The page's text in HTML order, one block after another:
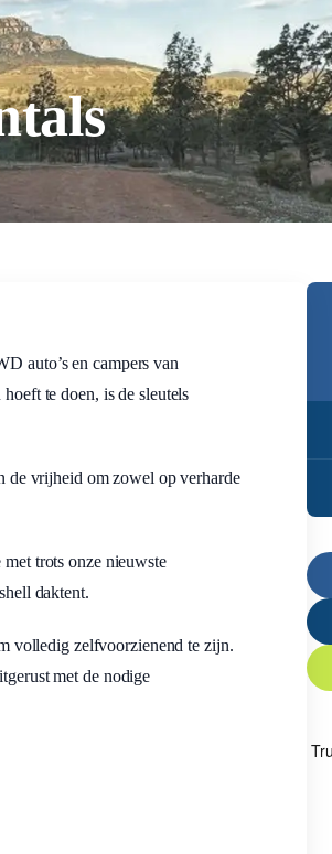
auto’s en campers van
te doen, is de sleutels
de vrijheid om zowel op verharde
trots onze nieuwste
daktent.
volledig zelfvoorzienend te zijn.
met de nodige